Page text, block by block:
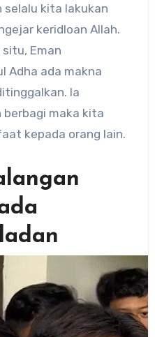
selalu kita lakukan
keridloan Allah.
Eman
Adha ada makna
Ia
maka kita
kepada orang lain.